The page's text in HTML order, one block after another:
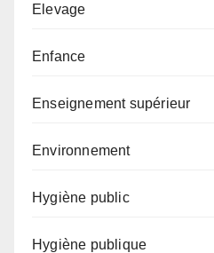
Elevage
Enfance
Enseignement supérieur
Environnement
Hygiène public
Hygiène publique